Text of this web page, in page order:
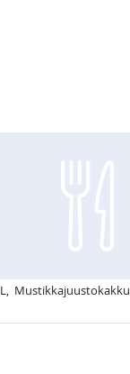
Mustikkajuustokakku